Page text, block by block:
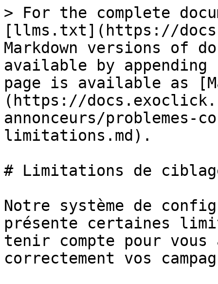
> For the complete
[llms.txt](https://
Markdown versions of
available by
page is available as
(https://
annonceurs/problemes-
limitations.md).
# Limitations de ciblage
Notre système de
présente certaines
tenir compte pour
correctement vos